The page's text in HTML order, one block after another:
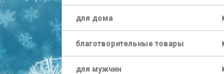
для дома
благотворительные товары
для мужчин